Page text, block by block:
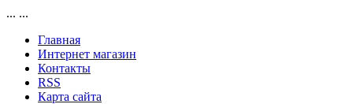
... ...
Главная
Интернет магазин
Контакты
RSS
Карта сайта